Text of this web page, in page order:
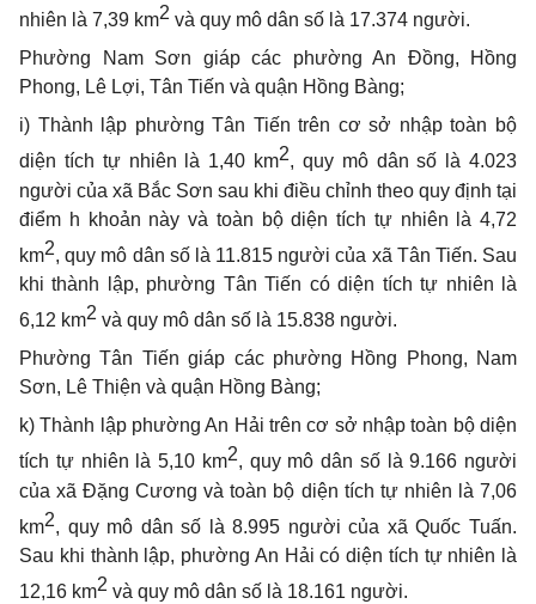
nhiên là 7,39 km2 và quy mô dân số là 17.374 người.
Phường Nam Sơn giáp các phường An Đồng, Hồng
Phong, Lê Lợi, Tân Tiến và quận Hồng Bàng;
i) Thành lập phường Tân Tiến trên cơ sở nhập toàn bộ
diện tích tự nhiên là 1,40 km2, quy mô dân số là 4.023
người của xã Bắc Sơn sau khi điều chỉnh theo quy định tại
điểm h khoản này và toàn bộ diện tích tự nhiên là 4,72
km2, quy mô dân số là 11.815 người của xã Tân Tiến. Sau
khi thành lập, phường Tân Tiến có diện tích tự nhiên là
6,12 km2 và quy mô dân số là 15.838 người.
Phường Tân Tiến giáp các phường Hồng Phong, Nam
Sơn, Lê Thiện và quận Hồng Bàng;
k) Thành lập phường An Hải trên cơ sở nhập toàn bộ diện
tích tự nhiên là 5,10 km2, quy mô dân số là 9.166 người
của xã Đặng Cương và toàn bộ diện tích tự nhiên là 7,06
km2, quy mô dân số là 8.995 người của xã Quốc Tuấn.
Sau khi thành lập, phường An Hải có diện tích tự nhiên là
12,16 km2 và quy mô dân số là 18.161 người.